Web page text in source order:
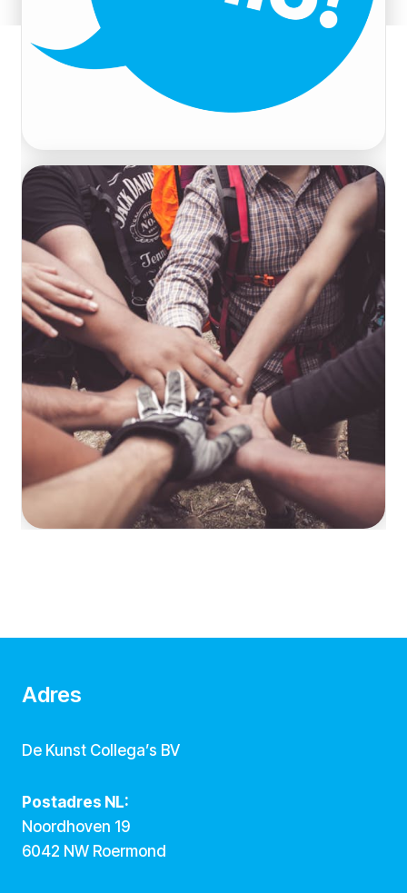
Adres
De Kunst Collega’s BV
Postadres NL:
Noordhoven 19
6042 NW Roermond